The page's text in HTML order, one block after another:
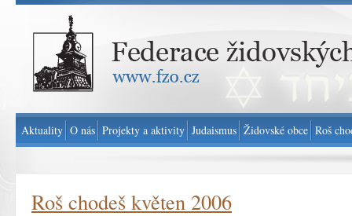
Federace židovských obcí v ČR - www.fzo.cz
Roš chodeš květen 2006
Aktuality O nás Projekty a aktivity Judaismus Židovské obce Roš